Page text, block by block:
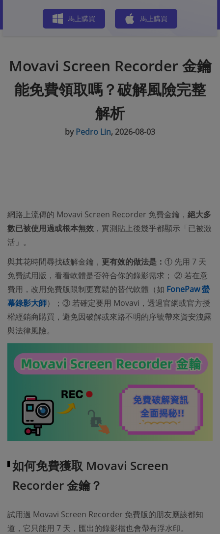
馬上購買 馬上購買
Movavi Screen Recorder 金鑰
能免費領取嗎？破解風險完整
解析
byPedro Lin, 2026-08-03
網路上流傳的 Movavi Screen Recorder 免費金鑰， 絕大多
數已被使用過或根本無效 ，實測貼上後幾乎都顯示「已被激
活」。
與其花時間尋找破解金鑰， 更有效的做法是： ① 先用 7 天
免費試用版，看看軟體是否符合你的錄影需求； ② 若在意
費用，改用免費版限制更寬鬆的替代軟體（如 FonePaw 螢
幕錄影大師）；③ 若確定要用 Movavi，透過官網或官方授
權經銷商購買，避免因破解或來路不明的序號帶來資安洩露
與法律風險。
如何免費獲取 Movavi Screen
Recorder 金鑰？
試用過 Movavi Screen Recorder 免費版的朋友應該都知
道，它只能用 7 天，匯出的錄影檔也會帶有浮水印。